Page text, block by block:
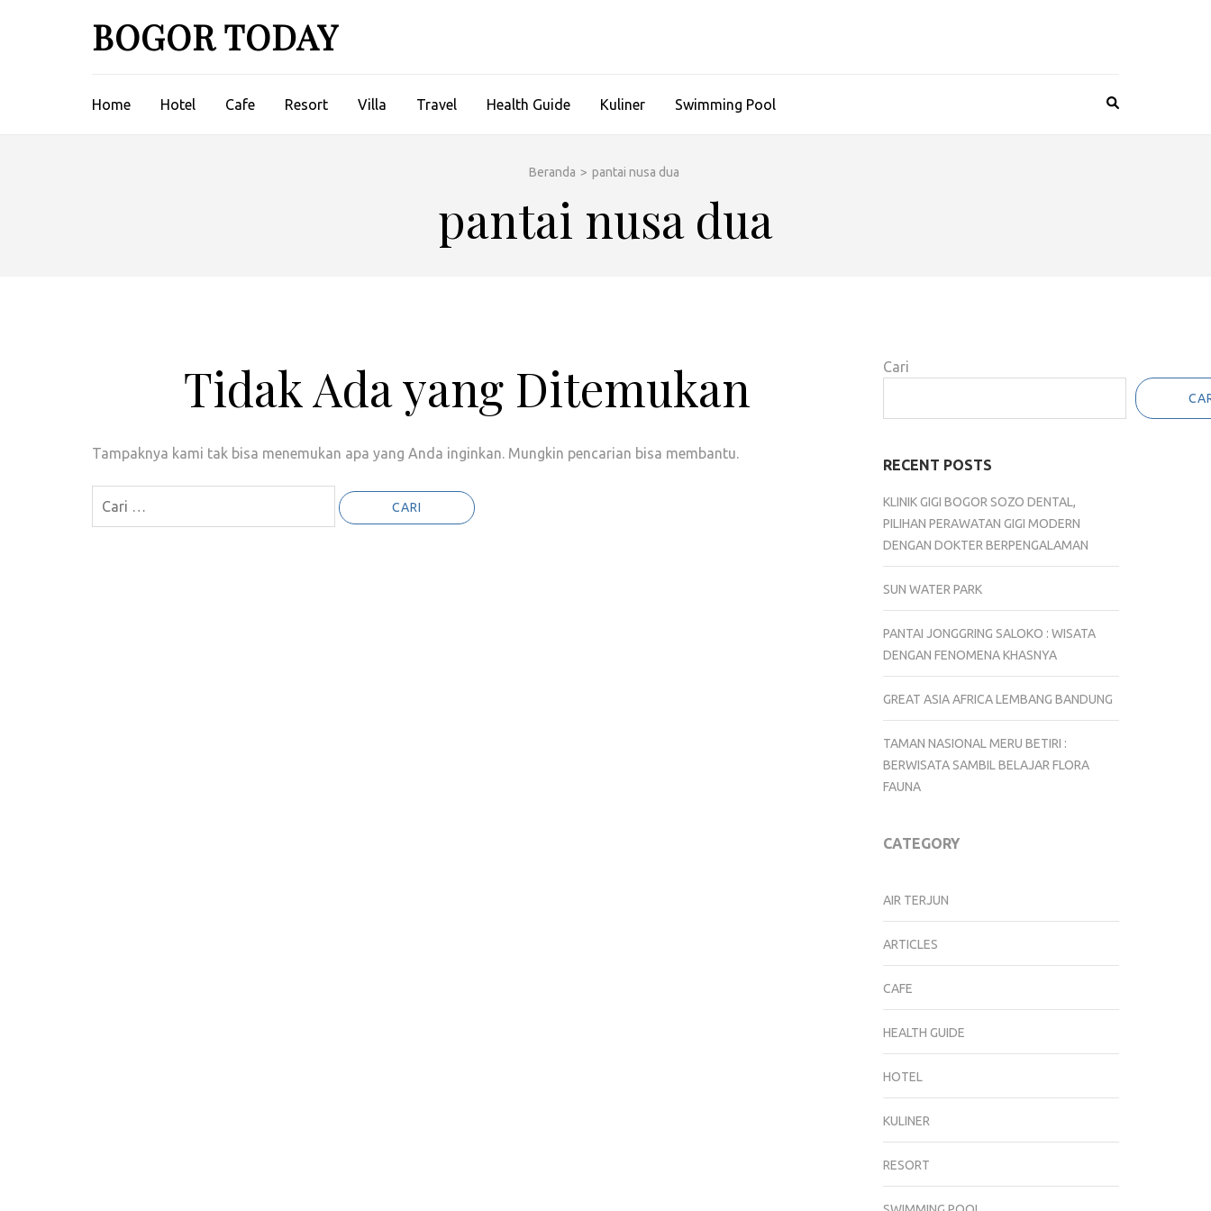
BOGOR TODAY
Home Hotel Cafe Resort Villa Travel Health Guide Kuliner Swimming Pool
Beranda > pantai nusa dua
pantai nusa dua
Tidak Ada yang Ditemukan
Tampaknya kami tak bisa menemukan apa yang Anda inginkan. Mungkin pencarian bisa membantu.
untuk:
Cari
RECENT POSTS
KLINIK GIGI BOGOR SOZO DENTAL,
PILIHAN PERAWATAN GIGI MODERN
DENGAN DOKTER BERPENGALAMAN
SUN WATER PARK
PANTAI JONGGRING SALOKO : WISATA
DENGAN FENOMENA KHASNYA
GREAT ASIA AFRICA LEMBANG BANDUNG
TAMAN NASIONAL MERU BETIRI :
BERWISATA SAMBIL BELAJAR FLORA
FAUNA
CATEGORY
AIR TERJUN
ARTICLES
CAFE
HEALTH GUIDE
HOTEL
KULINER
RESORT